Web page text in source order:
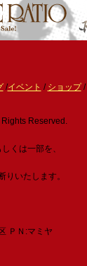
/イベント / ショップ/
Reserved.
くは一部を、
りいたします。
ＰＮ:マミヤ